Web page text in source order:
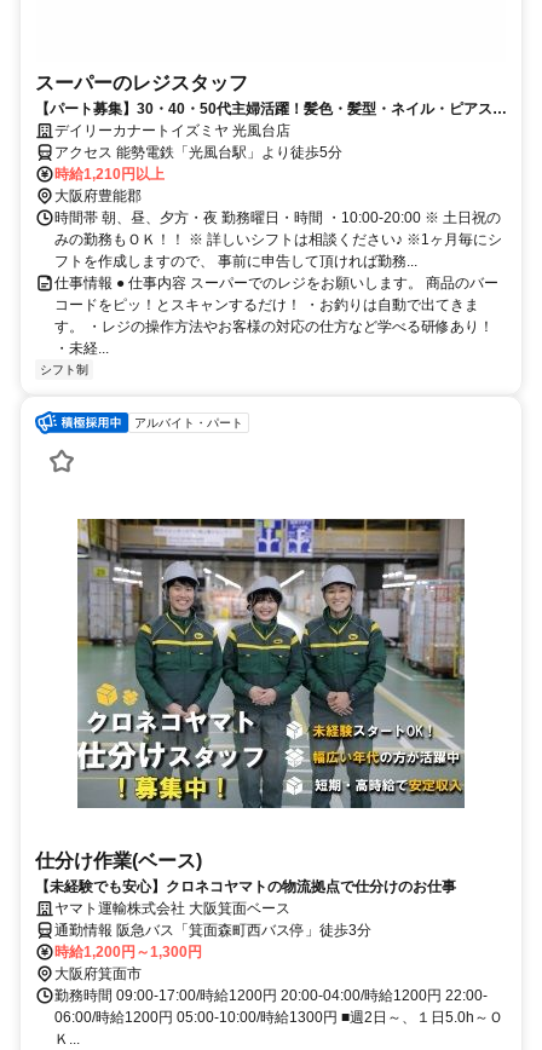
スーパーのレジスタッフ
【パート募集】30・40・50代主婦活躍！髪色・髪型・ネイル・ピアス自
由！(規定有)
デイリーカナートイズミヤ 光風台店
アクセス 能勢電鉄「光風台駅」より徒歩5分
時給1,210円以上
大阪府豊能郡
時間帯 朝、昼、夕方・夜 勤務曜日・時間 ・10:00-20:00 ※ 土日祝の
みの勤務もＯＫ！！ ※ 詳しいシフトは相談ください♪ ※1ヶ月毎にシ
フトを作成しますので、 事前に申告して頂ければ勤務...
仕事情報 ● 仕事内容 スーパーでのレジをお願いします。 商品のバー
コードをピッ！とスキャンするだけ！ ・お釣りは自動で出てきま
す。 ・レジの操作方法やお客様の対応の仕方など学べる研修あり！
・未経...
シフト制
アルバイト・パート
仕分け作業(ベース)
【未経験でも安心】クロネコヤマトの物流拠点で仕分けのお仕事
ヤマト運輸株式会社 大阪箕面ベース
通勤情報 阪急バス「箕面森町西バス停」徒歩3分
時給1,200円～1,300円
大阪府箕面市
勤務時間 09:00-17:00/時給1200円 20:00-04:00/時給1200円 22:00-
06:00/時給1200円 05:00-10:00/時給1300円 ■週2日～、１日5.0h～Ｏ
Ｋ...